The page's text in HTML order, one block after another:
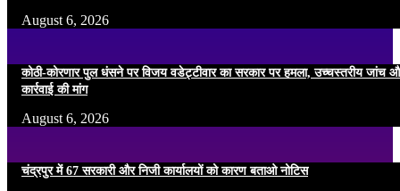
August 6, 2026
कोठी-कोरणार पुल धंसने पर विजय वडेट्टीवार का सरकार पर हमला, उच्चस्तरीय जांच
कार्रवाई की मांग
August 6, 2026
चंद्रपुर में 67 सरकारी और निजी कार्यालयों को कारण बताओ नोटिस